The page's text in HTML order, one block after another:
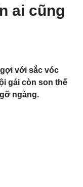
ai cũng
với sắc vóc
gái còn son thế
ngàng.